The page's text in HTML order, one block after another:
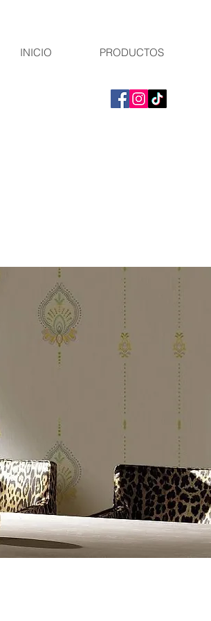
INICIO PRODUCTOS